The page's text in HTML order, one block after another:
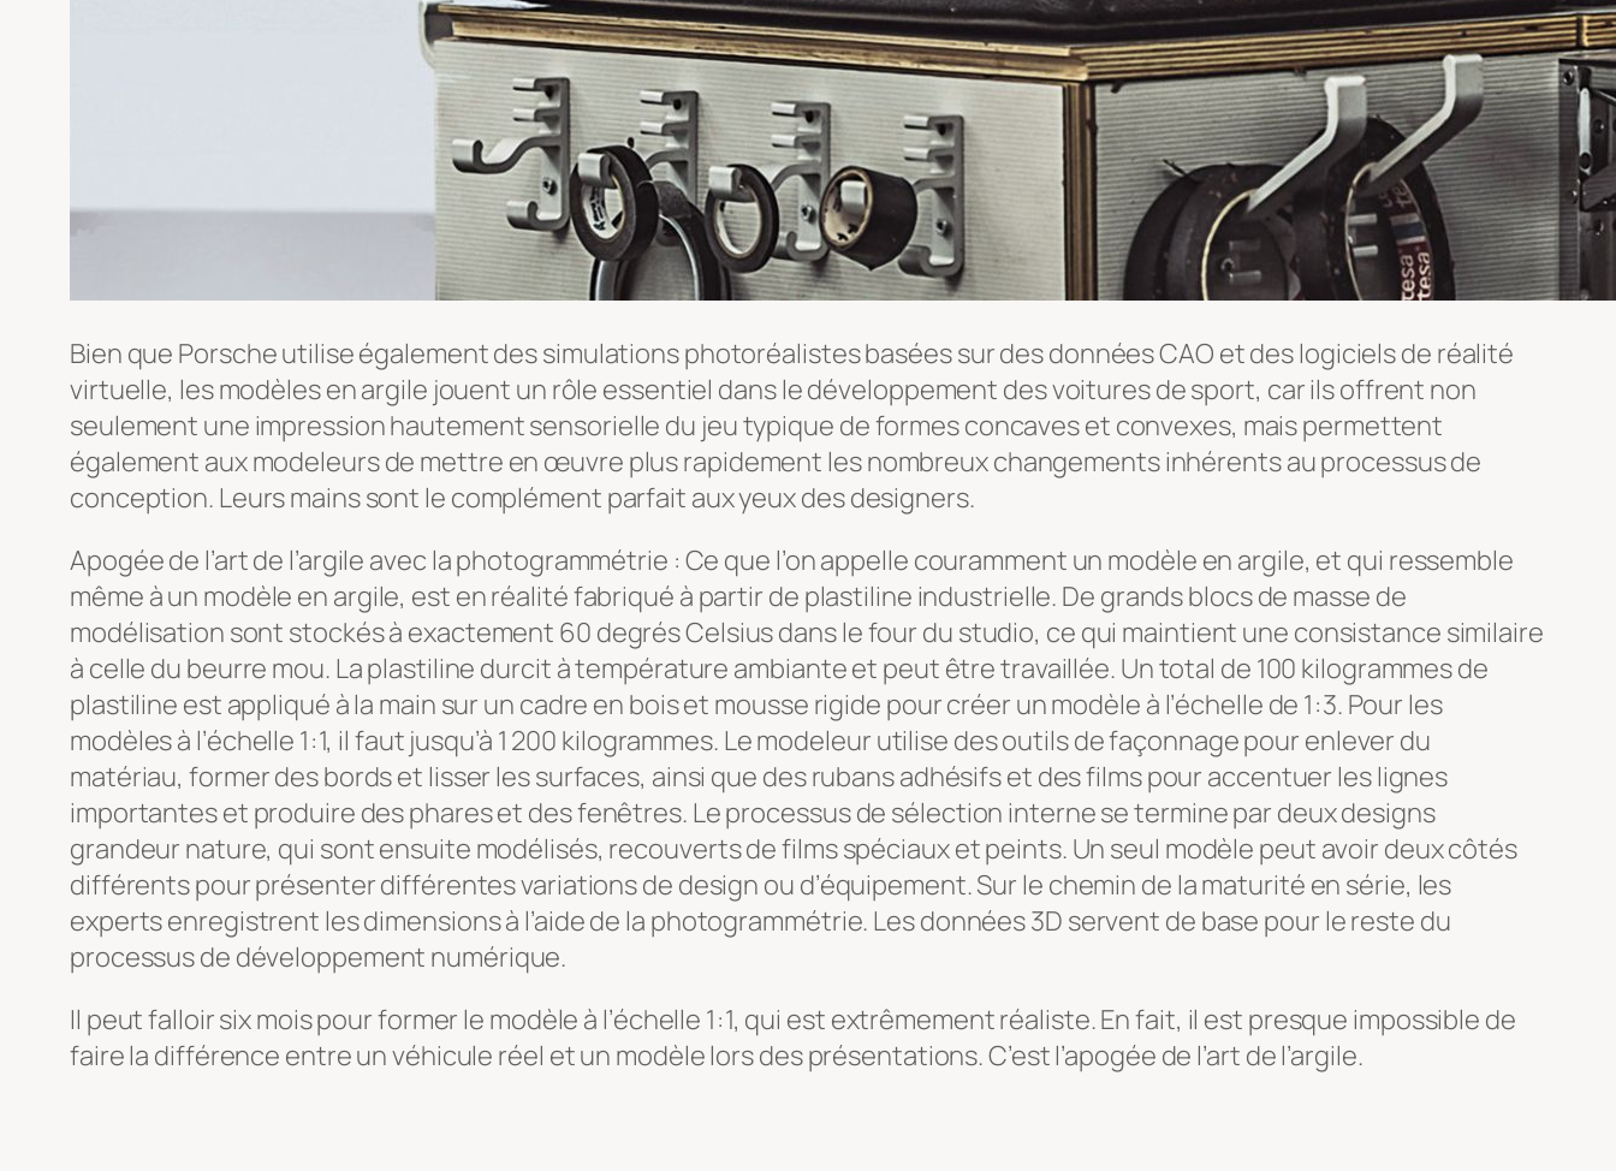
Bien que Porsche utilise également des simulations photoréalistes basées sur des données CAO et des logiciels de réalité
virtuelle, les modèles en argile jouent un rôle essentiel dans le développement des voitures de sport, car ils offrent non
seulement une impression hautement sensorielle du jeu typique de formes concaves et convexes, mais permettent
également aux modeleurs de mettre en œuvre plus rapidement les nombreux changements inhérents au processus de
conception. Leurs mains sont le complément parfait aux yeux des designers.
Apogée de l’art de l’argile avec la photogrammétrie : Ce que l’on appelle couramment un modèle en argile, et qui ressemble
même à un modèle en argile, est en réalité fabriqué à partir de plastiline industrielle. De grands blocs de masse de
modélisation sont stockés à exactement 60 degrés Celsius dans le four du studio, ce qui maintient une consistance similaire
à celle du beurre mou. La plastiline durcit à température ambiante et peut être travaillée. Un total de 100 kilogrammes de
plastiline est appliqué à la main sur un cadre en bois et mousse rigide pour créer un modèle à l’échelle de 1 : 3. Pour les
modèles à l’échelle 1 : 1, il faut jusqu’à 1 200 kilogrammes. Le modeleur utilise des outils de façonnage pour enlever du
matériau, former des bords et lisser les surfaces, ainsi que des rubans adhésifs et des films pour accentuer les lignes
importantes et produire des phares et des fenêtres. Le processus de sélection interne se termine par deux designs
grandeur nature, qui sont ensuite modélisés, recouverts de films spéciaux et peints. Un seul modèle peut avoir deux côtés
différents pour présenter différentes variations de design ou d’équipement. Sur le chemin de la maturité en série, les
experts enregistrent les dimensions à l’aide de la photogrammétrie. Les données 3D servent de base pour le reste du
processus de développement numérique.
Il peut falloir six mois pour former le modèle à l’échelle 1 : 1, qui est extrêmement réaliste. En fait, il est presque impossible de
faire la différence entre un véhicule réel et un modèle lors des présentations. C’est l’apogée de l’art de l’argile.